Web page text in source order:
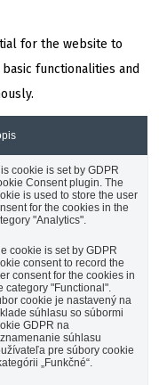
for the website to
functionalities and
cookie is set by GDPR
Consent plugin. The
is used to store the user
for the cookies in the
"Analytics".
cookie is set by GDPR
consent to record the
consent for the cookies in
category "Functional".
cookie je nastavený na
súhlasu so súbormi
GDPR na
súhlasu
pre súbory cookie
„Funkčné“.